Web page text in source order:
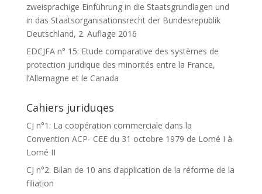
zweisprachige Einführung in die Staatsgrundlagen und
in das Staatsorganisationsrecht der Bundesrepublik
Deutschland, 2. Auflage 2016
EDCJFA n° 15: Etude comparative des systèmes de
protection juridique des minorités entre la France,
l’Allemagne et le Canada
Cahiers juriduqes
CJ n°1: La coopération commerciale dans la
Convention ACP- CEE du 31 octobre 1979 de Lomé I à
Lomé II
CJ n°2: Bilan de 10 ans d’application de la réforme de la
filiation